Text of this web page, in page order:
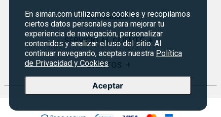
En siman.com utilizamos cookies y recopilamos
ciertos datos personales para mejorar tu
experiencia de navegación, personalizar
contenidos y analizar el uso del sitio. Al
continuar navegando, aceptas nuestra Política
de Privacidad y Cookies
Aceptar
Quiénes Somos
Visión y Misión
Historia
Sucursales
Servicios
Empleos Siman
PROGRAMAS +
Monedero
Certificados de Regalo
Credisiman
SERVICIO AL CLIENTE +
Preguntas Frecuentes
Política de devoluciones y garantías
Contáctenos
Seguridad del sitio
EVENTOS
Rebajas